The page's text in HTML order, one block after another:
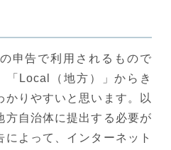
申告で利用されるもので
「Local（地方）」からき
かりやすいと思います。以
方自治体に提出する必要が
よって、インターネット